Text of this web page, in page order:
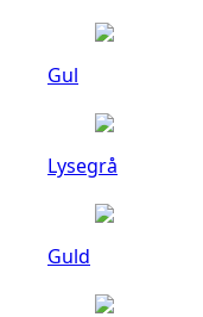
Gul
Lysegrå
Guld